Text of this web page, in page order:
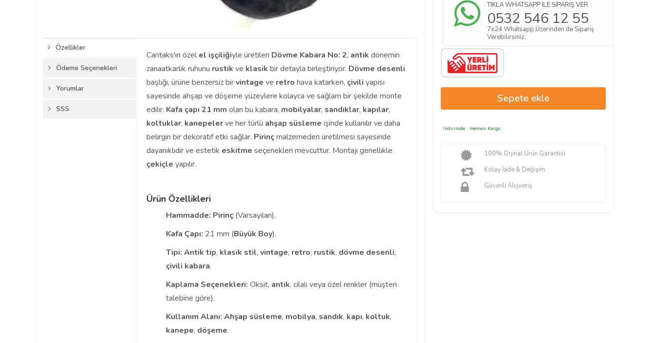
Özellikler
Ödeme Seçenekleri
Yorumlar
SSS
Cantaks'ın özel el işçiliğiyle üretilen Dövme Kabara No: 2, antik dönemin
zanaatkarlık ruhunu rustik ve klasik bir detayla birleştiriyor. Dövme desenli
başlığı, ürüne benzersiz birvintage ve retro hava katarken, çivili yapısı
sayesinde ahşap ve döşeme yüzeylere kolayca ve sağlam bir şekilde monte
edilir. Kafa çapı 21 mm olan bu kabara, mobilyalar, sandıklar, kapılar,
koltuklar, kanepelerve her türlü ahşap süsleme işinde kullanılır ve daha
belirgin bir dekoratif etki sağlar. Pirinçmalzemeden üretilmesi sayesinde
dayanıklıdır ve estetik eskitme seçenekleri mevcuttur. Montajı genellikle
çekiçle yapılır.
Ürün Özellikleri
Hammadde: Pirinç (Varsayılan).
Kafa Çapı: 21 mm (Büyük Boy).
Tipi: Antik tip, klasik stil, vintage, retro, rustik, dövme desenli,
çivili kabara.
Kaplama Seçenekleri: Oksit, antik, cilalı veya özel renkler (müşteri
talebine göre).
Kullanım Alanı: Ahşap süsleme, mobilya, sandık, kapı, koltuk,
kanepe, döşeme.
TIKLA WHATSAPP İLE SİPARİŞ VER
0532 546 12 55
7x24 Whatsapp Üzerinden de Sipariş
Verebilirsiniz.
İndirimde Hemen Kargo
100% Orjinal Ürün Garantisi
Kolay İade & Değişim
Güvenli Alışveriş